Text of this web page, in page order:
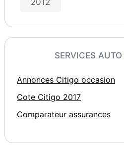
SERVICES
Annonces Citigo occasion
Cote Citigo 2017
Comparateur assurances